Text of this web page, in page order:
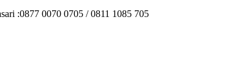
:0877 0070 0705 / 0811 1085 705